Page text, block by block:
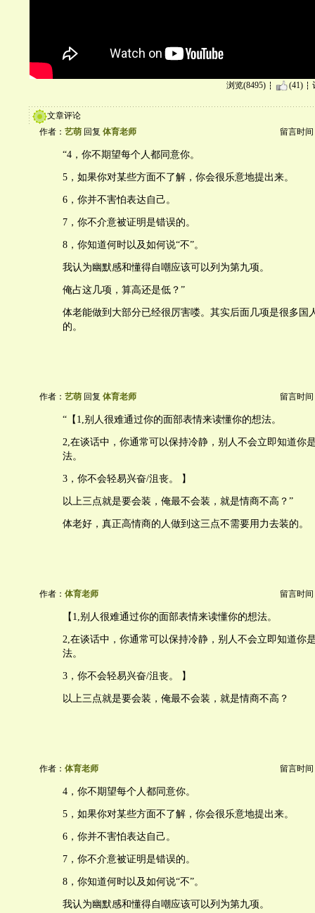
浏览(8495) (41)
文章评论
作者： 艺萌 回复 体育老师 留言时间
“4，你不期望每个人都同意你。
5，如果你对某些方面不了解，你会很乐意地提出来。
6，你并不害怕表达自己。
7，你不介意被证明是错误的。
8，你知道何时以及如何说“不”。
我认为幽默感和懂得自嘲应该可以列为第九项。
俺占这几项，算高还是低？”
体老能做到大部分已经很厉害喽。其实后面几项是很多国
的。
作者： 艺萌 回复 体育老师 留言时间
“【1,别人很难通过你的面部表情来读懂你的想法。
2,在谈话中，你通常可以保持冷静，别人不会立即知道你
法。
3，你不会轻易兴奋/沮丧。 】
以上三点就是要会装，俺最不会装，就是情商不高？”
体老好，真正高情商的人做到这三点不需要用力去装的。
作者： 体育老师 留言时间
【1,别人很难通过你的面部表情来读懂你的想法。
2,在谈话中，你通常可以保持冷静，别人不会立即知道你
法。
3，你不会轻易兴奋/沮丧。 】
以上三点就是要会装，俺最不会装，就是情商不高？
作者： 体育老师 留言时间
4，你不期望每个人都同意你。
5，如果你对某些方面不了解，你会很乐意地提出来。
6，你并不害怕表达自己。
7，你不介意被证明是错误的。
8，你知道何时以及如何说“不”。
我认为幽默感和懂得自嘲应该可以列为第九项。